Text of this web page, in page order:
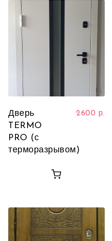
Дверь
TERMO
PRO (с
терморазрывом)
2600 р.